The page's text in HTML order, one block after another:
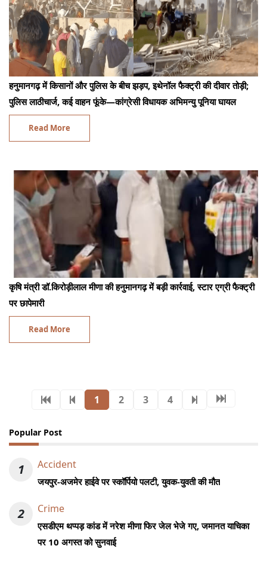
हनुमानगढ़ में किसानों और पुलिस के बीच झड़प, इथेनॉल फैक्ट्री की दीवार तोड़ी;
पुलिस लाठीचार्ज, कई वाहन फूंके—कांग्रेसी विधायक अभिमन्यु पूनिया घायल
Read More
कृषि मंत्री डॉ.किरोड़ीलाल मीणा की हनुमानगढ़ में बड़ी कार्रवाई, स्टार एग्री फैक्ट्री
पर छापेमारी
Read More
1 2 3 4
Popular Post
1 Accident
जयपुर-अजमेर हाईवे पर स्कॉर्पियो पलटी, युवक-युवती की मौत
2 Crime
एसडीएम थप्पड़ कांड में नरेश मीणा फिर जेल भेजे गए, जमानत याचिका
पर 10 अगस्त को सुनवाई